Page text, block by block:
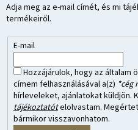
Adja meg az e-mail címét, és mi
termékeiről.
E-mail
Hozzájárulok, hogy az általam
címem felhasználásával a(z) *cég
hírleveleket, ajánlatokat küldjön.
tájékoztatótelolvastam.
bármikor visszavonhatom.